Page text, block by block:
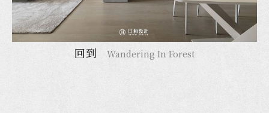
回到 Wandering In Forest